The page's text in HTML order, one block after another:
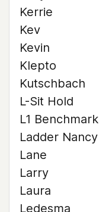
Kerrie
Kev
Kevin
Klepto
Kutschbach
L-Sit Hold
L1 Benchmark
Ladder Nancy
Lane
Larry
Laura
Ledesma